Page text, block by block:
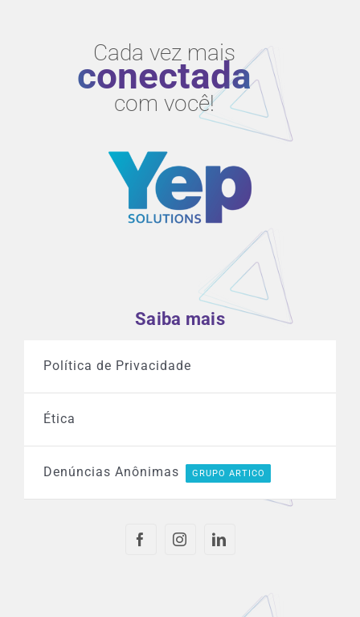
Cada vez mais
conectada
com você!
Saiba mais
Política de Privacidade
Ética
Denúncias Anônimas GRUPO ARTICO